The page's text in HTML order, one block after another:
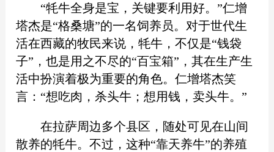
“牦牛全身是宝，关键要利用好。”仁增
塔杰是“格桑塘”的一名饲养员。对于世代生
活在西藏的牧民来说，牦牛，不仅是“钱袋
子”，也是用之不尽的“百宝箱”，其在生产生
活中扮演着极为重要的角色。仁增塔杰笑
言：“想吃肉，杀头牛；想用钱，卖头牛。”
在拉萨周边多个县区，随处可见在山间
散养的牦牛。不过，这种“靠天养牛”的养殖